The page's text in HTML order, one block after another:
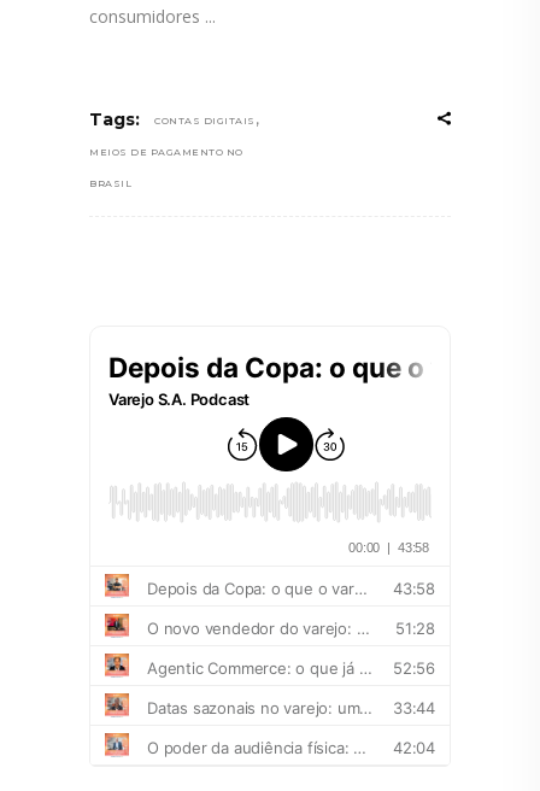
consumidores
Tags: CONTAS DIGITAIS ,
MEIOS DE PAGAMENTO NO
BRASIL